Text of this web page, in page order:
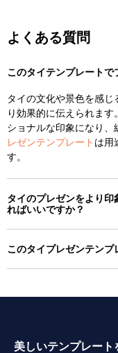
よくある質問
このタイテンプレート
タイの文化や景色を感
り効果的に伝えられま
ショナルな印象になり、
レゼンテンプレート は用
す。
タイのプレゼンをより
ればいいですか？
このタイプレゼンテン
美しいテンプレート